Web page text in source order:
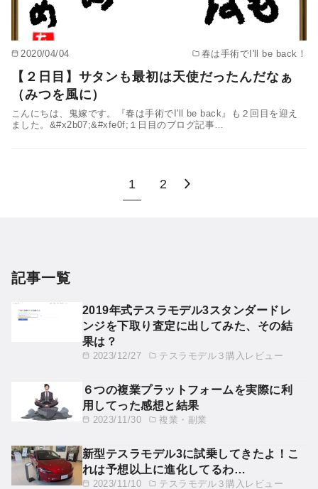
2020/04/04 春は手術でI'll be back！
【２日目】サタンも最初は天使だったんだなぁ
（みつを風に）
こんにちは、鬼嫁です。『春は手術でI'll be back』も２回目を迎え
ました。&#x2b07;&#xfe0f;１日目のブログ記事…
1 2
記事一覧
2023/12/27 テスラモデル３購入レビュー
2019年式テスラモデル3スタンダードレ
ンジを下取り査定に出してみた、その結
果は？
2023/11/30 複業・副業
６つの複業プラットフォームを実際に利
用してった感想と結果
2023/11/10 テスラモデル３購入レビュー
新型テスラモデル3に試乗してきたよ！こ
れは予想以上に進化してるわ…